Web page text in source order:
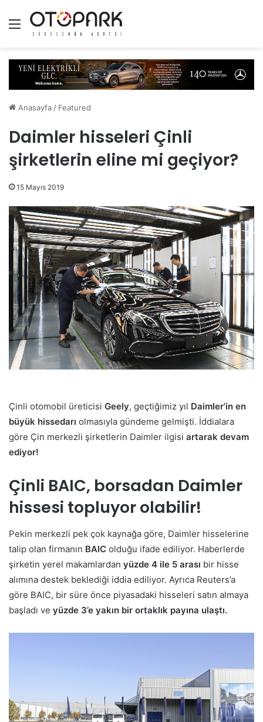
Menü
Anasayfa / Featured
Daimler hisseleri Çinli
şirketlerin eline mi geçiyor?
15 Mayıs 2019
Çinli otomobil üreticisi Geely, geçtiğimiz yıl Daimler’in en
büyük hissedarı olmasıyla gündeme gelmişti. İddialara
göre Çin merkezli şirketlerin Daimler ilgisi artarak devam
ediyor!
Çinli BAIC, borsadan Daimler
hissesi topluyor olabilir!
Pekin merkezli pek çok kaynağa göre, Daimler hisselerine
talip olan firmanın BAIC olduğu ifade ediliyor. Haberlerde
şirketin yerel makamlardan yüzde 4 ile 5 arası bir hisse
alımına destek beklediği iddia ediliyor. Ayrıca Reuters’a
göre BAIC, bir süre önce piyasadaki hisseleri satın almaya
başladı ve yüzde 3’e yakın bir ortaklık payına ulaştı.